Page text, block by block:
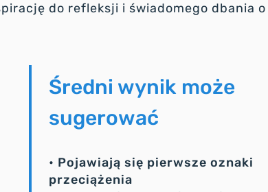
do refleksji i świadomego dbania
Średni wynik może
sugerować
• Pojawiają się pierwsze oznaki
przeciążenia